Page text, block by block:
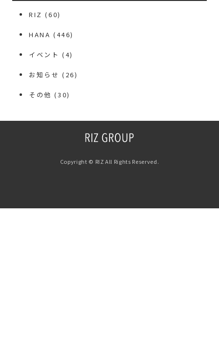
RIZ (60)
HANA (446)
イベント (4)
お知らせ (26)
その他 (30)
Copyright © RIZ All Rights Reserved.